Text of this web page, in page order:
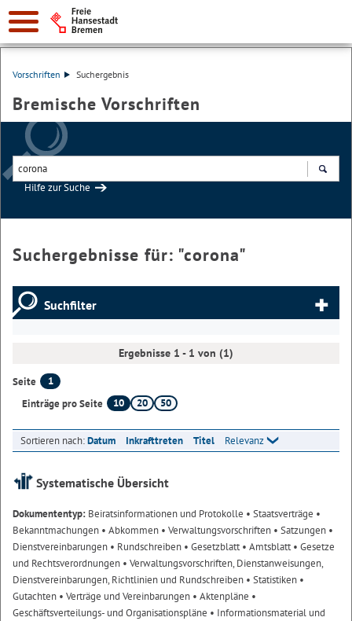
Vorschriften Suchergebnis
Bremische Vorschriften
Hilfe zur Suche
Suchergebnisse für: "corona"
Suchfilter
Ergebnisse 1 - 1 von (1)
Seite
1
Einträge pro Seite
10 20 50
Sortieren nach:Datum Inkrafttreten Titel Relevanz
Systematische Übersicht
Dokumententyp: Beiratsinformationen und Protokolle • Staatsverträge •
Bekanntmachungen • Abkommen • Verwaltungsvorschriften • Satzungen •
Dienstvereinbarungen • Rundschreiben • Gesetzblatt• Amtsblatt• Gesetze
und Rechtsverordnungen • Verwaltungsvorschriften, Dienstanweisungen,
Dienstvereinbarungen, Richtlinien und Rundschreiben • Statistiken •
Gutachten • Verträge und Vereinbarungen • Aktenpläne •
Geschäftsverteilungs- und Organisationspläne • Informationsmaterial und